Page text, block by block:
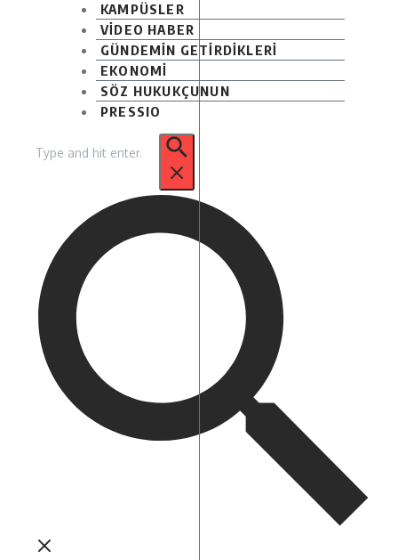
KAMPÜSLER
VİDEO HABER
GÜNDEMİN GETİRDİKLERİ
EKONOMİ
SÖZ HUKUKÇUNUN
PRESSIO